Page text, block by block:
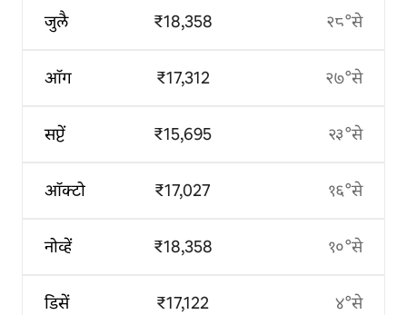
जुलै
ऑग
सप्टें
ऑक्टो
नोव्हें
डिसें
₹18,358
₹17,312
₹15,695
₹17,027
₹18,358
₹17,122
२८°से
२७°से
२३°से
१६°से
१०°से
४°से